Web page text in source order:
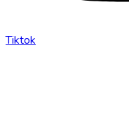
Tiktok